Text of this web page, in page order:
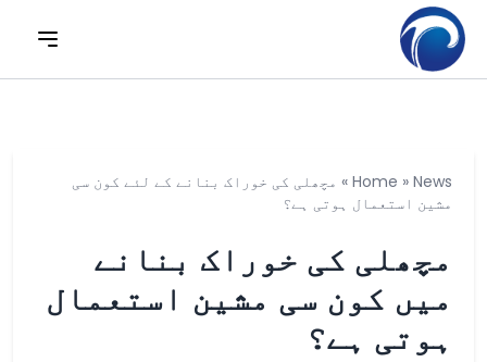
Home » News
» مچھلی کی خوراک بنانے کے لئے کون سی
مشین استعمال ہوتی ہے؟
مچھلی کی خوراک بنانے
میں کون سی مشین استعمال
ہوتی ہے؟